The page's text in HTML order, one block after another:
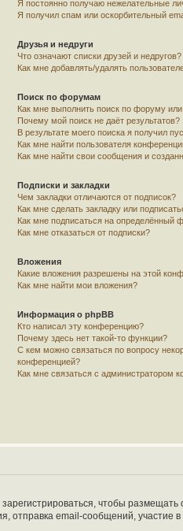
Я постоянно получаю нежелательные
Я получил спам или оскорбительный
Друзья и недруги
Что означают списки друзей и недругов?
Как мне добавлять/удалять
Поиск по форумам
Как мне выполнить поиск по форуму
Почему мой поиск не даёт результатов?
В результате моего поиска я получил
Как мне найти пользователя
Как мне найти свои сообщения и
Подписки и закладки
Чем закладки отличаются от подписок?
Как мне сделать закладку или
Как мне подписаться на определённый
Как мне отказаться от подписки?
Вложения
Какие вложения разрешены на этой
Как мне найти мои вложения?
Информация о phpBB
Кто написал эту конференцию?
Почему здесь нет такой-то функции?
С кем можно связаться по вопросу
конференцией?
Как мне связаться с администратором
чтобы
email-сообщений, участие в